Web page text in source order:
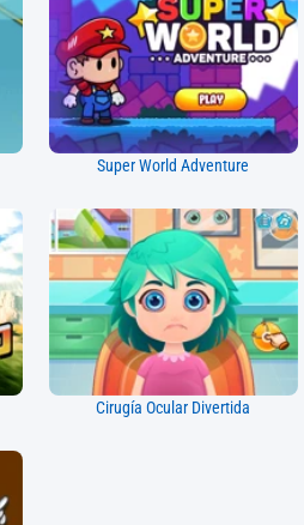
Super World Adventure
Cirugía Ocular Divertida